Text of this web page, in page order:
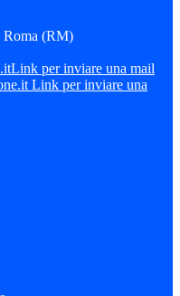
Roma (RM)
Link per inviare una mail
Link per inviare una